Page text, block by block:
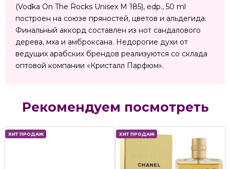
(Vodka On The Rocks Unisex M 185), edp., 50 ml
построен на союзе пряностей, цветов и альдегида.
Финальный аккорд составлен из нот сандалового
дерева, мха и амброксана. Недорогие духи от
ведущих арабских брендов реализуются со склада
оптовой компании «Кристалл Парфюм».
Рекомендуем посмотреть
ХИТ ПРОДАЖ ХИТ ПРОДАЖ